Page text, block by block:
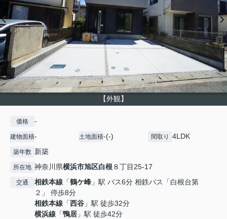
【外観】
価格 -
建物面積- 土地面積-(-) 間取り 4LDK
築年数 新築
所在地 神奈川県横浜市旭区白根８丁目25-17
交通 相鉄本線 「鶴ケ峰 」駅 バス6分 相鉄バス「白根台第
２」 停歩8分
相鉄本線 「西谷 」駅 徒歩32分
横浜線 「鴨居 」駅 徒歩42分